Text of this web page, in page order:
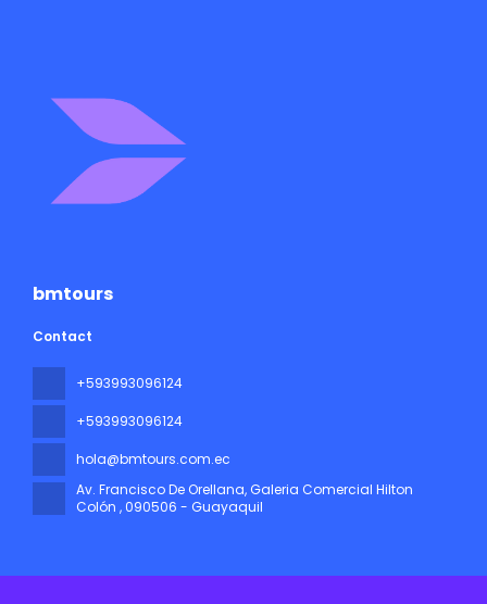
bmtours
Contact
+593993096124
+593993096124
hola@bmtours.com.ec
Av. Francisco De Orellana, Galeria Comercial Hilton
Colón , 090506 - Guayaquil